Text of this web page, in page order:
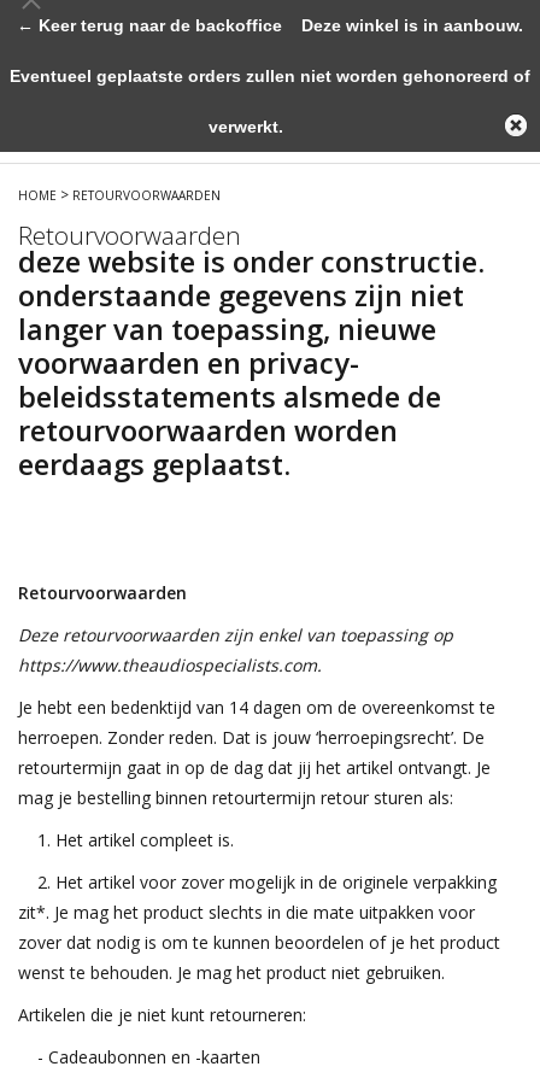
HOME > RETOURVOORWAARDEN
Retourvoorwaarden
deze website is onder constructie.
onderstaande gegevens zijn niet
langer van toepassing, nieuwe
voorwaarden en privacy-
beleidsstatements alsmede de
retourvoorwaarden worden
eerdaags geplaatst.
Retourvoorwaarden
Deze retourvoorwaarden zijn enkel van toepassing op
https://www.theaudiospecialists.com.
Je hebt een bedenktijd van 14 dagen om de overeenkomst te
herroepen. Zonder reden. Dat is jouw ‘herroepingsrecht’. De
retourtermijn gaat in op de dag dat jij het artikel ontvangt. Je
mag je bestelling binnen retourtermijn retour sturen als:
1. Het artikel compleet is.
2. Het artikel voor zover mogelijk in de originele verpakking
zit*. Je mag het product slechts in die mate uitpakken voor
zover dat nodig is om te kunnen beoordelen of je het product
wenst te behouden. Je mag het product niet gebruiken.
Artikelen die je niet kunt retourneren:
- Cadeaubonnen en -kaarten
← Keer terug naar de backoffice Deze winkel is in aanbouw.
Eventueel geplaatste orders zullen niet worden gehonoreerd of
verwerkt.